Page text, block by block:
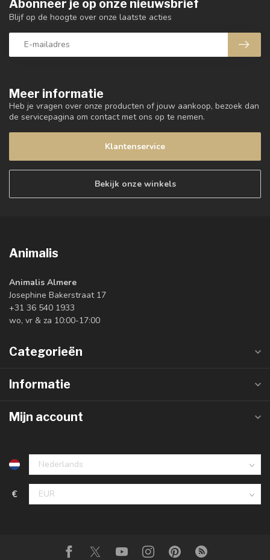
Meer informatie
Heb je vragen over onze producten of jouw aankoop, bezoek dan
de servicepagina om contact met ons op te nemen.
Klantenservice
Bekijk onze winkels
Abonneer je op onze nieuwsbrief
Blijf op de hoogte over onze laatste acties
Animalis
Animalis Almere
Josephine Bakerstraat 17
+31 36 540 1933
wo, vr & za 10:00-17:00
Categorieën
Informatie
Mijn account
€